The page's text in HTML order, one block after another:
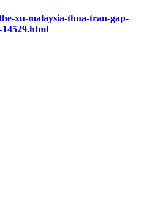
xu-malaysia-thua-tran-gap-